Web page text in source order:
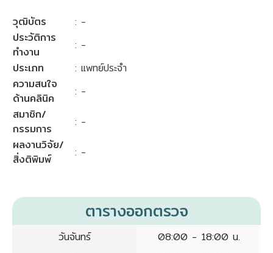
วุฒิบัตร
: -
ประวัติการ
ทำงาน
: -
ประเภท
: แพทย์ประจำ
ความสนใจ
ด้านคลินิค
: -
สมาชิก/
กรรมการ
: -
ผลงานวิจัย/
สิ่งติพิมพ์
: -
ตารางออกตรวจ
วันจันทร์
08:00 - 18:00 น.